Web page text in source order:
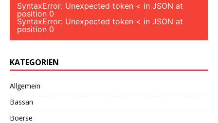
SyntaxError: Unexpected token < in JSON at
position 0
SyntaxError: Unexpected token < in JSON at
position 0
KATEGORIEN
Allgemein
Bassan
Boerse